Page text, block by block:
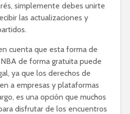
simplemente debes unirte
las actualizaciones y
cuenta que esta forma de
de forma gratuita puede
ya que los derechos de
a empresas y plataformas
es una opción que muchos
disfrutar de los encuentros